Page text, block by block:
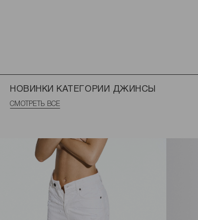
НОВИНКИ КАТЕГОРИИ ДЖИНСЫ
СМОТРЕТЬ ВСЕ